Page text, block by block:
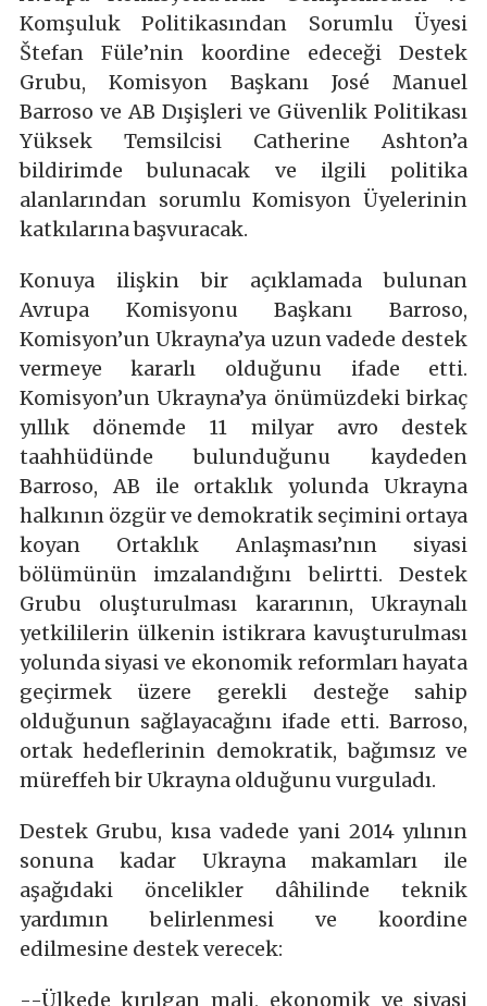
Komşuluk Politikasından Sorumlu Üyesi
Štefan Füle’nin koordine edeceği Destek
Grubu, Komisyon Başkanı José Manuel
Barroso ve AB Dışişleri ve Güvenlik Politikası
Yüksek Temsilcisi Catherine Ashton’a
bildirimde bulunacak ve ilgili politika
alanlarından sorumlu Komisyon Üyelerinin
katkılarına başvuracak.
Konuya ilişkin bir açıklamada bulunan
Avrupa Komisyonu Başkanı Barroso,
Komisyon’un Ukrayna’ya uzun vadede destek
vermeye kararlı olduğunu ifade etti.
Komisyon’un Ukrayna’ya önümüzdeki birkaç
yıllık dönemde 11 milyar avro destek
taahhüdünde bulunduğunu kaydeden
Barroso, AB ile ortaklık yolunda Ukrayna
halkının özgür ve demokratik seçimini ortaya
koyan Ortaklık Anlaşması’nın siyasi
bölümünün imzalandığını belirtti. Destek
Grubu oluşturulması kararının, Ukraynalı
yetkililerin ülkenin istikrara kavuşturulması
yolunda siyasi ve ekonomik reformları hayata
geçirmek üzere gerekli desteğe sahip
olduğunun sağlayacağını ifade etti. Barroso,
ortak hedeflerinin demokratik, bağımsız ve
müreffeh bir Ukrayna olduğunu vurguladı.
Destek Grubu, kısa vadede yani 2014 yılının
sonuna kadar Ukrayna makamları ile
aşağıdaki öncelikler dâhilinde teknik
yardımın belirlenmesi ve koordine
edilmesine destek verecek:
--Ülkede kırılgan mali, ekonomik ve siyasi